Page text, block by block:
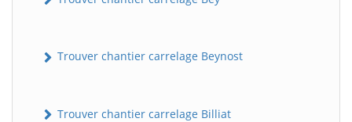
Trouver chantier carrelage Beynost
Trouver chantier carrelage Billiat